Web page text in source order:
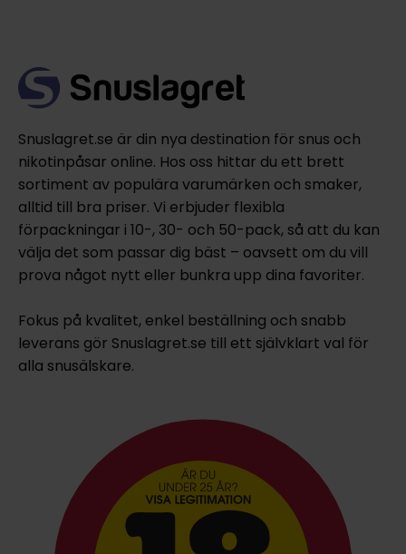
Snuslagret.se är din nya destination för snus och
nikotinpåsar online. Hos oss hittar du ett brett
sortiment av populära varumärken och smaker,
alltid till bra priser. Vi erbjuder flexibla
förpackningar i 10-, 30- och 50-pack, så att du kan
välja det som passar dig bäst – oavsett om du vill
prova något nytt eller bunkra upp dina favoriter.
Fokus på kvalitet, enkel beställning och snabb
leverans gör Snuslagret.se till ett självklart val för
alla snusälskare.